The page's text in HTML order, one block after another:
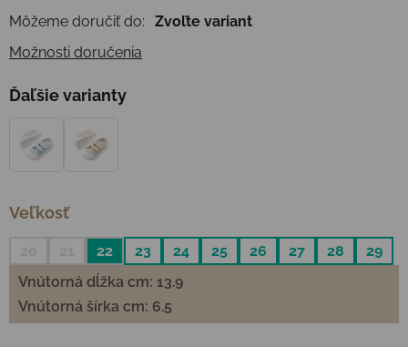
Môžeme doručiť do:
Zvoľte variant
Možnosti doručenia
Ďaľšie varianty
Veľkosť
22 23 24 25 26 27 28
29
Vnútorná dĺžka cm: 13.9
Vnútorná šírka cm: 6.5